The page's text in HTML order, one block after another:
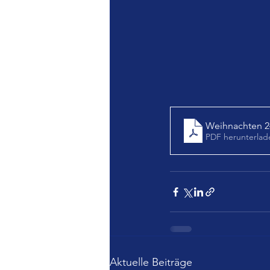
Weihnachten
PDF
Aktuelle Beiträge